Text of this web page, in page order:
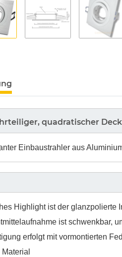
quadratischer
Einbaustrahler aus
Highlight ist der glanzpolierte
ist schwenkbar,
erfolgt mit vormontierten
Material